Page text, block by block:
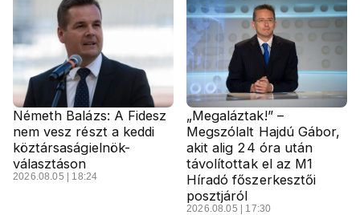
Németh Balázs: A Fidesz
nem vesz részt a keddi
köztársaságielnök-
választáson
2026.08.05 | 18:24
„Megaláztak!” –
Megszólalt Hajdú Gábor,
akit alig 24 óra után
távolítottak el az M1
Híradó főszerkesztői
posztjáról
2026.08.05 | 17:30